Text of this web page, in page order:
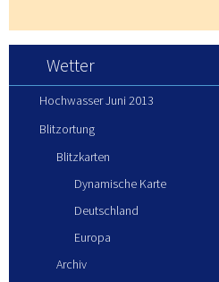
Wetter
Hochwasser Juni 2013
Blitzortung
Blitzkarten
Dynamische Karte
Deutschland
Europa
Archiv